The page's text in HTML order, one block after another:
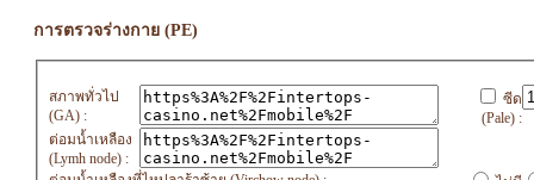
การตรวจร่างกาย (PE)
สภาพทั่วไป
(GA) :
ซีด
(Pale) :
ต่อมน้ำเหลือง
(Lymh node) :